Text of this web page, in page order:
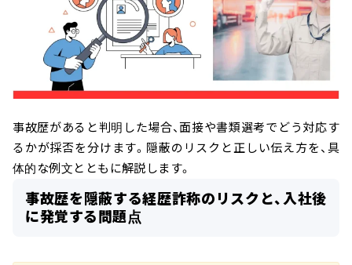
事故歴があると判明した場合、面接や書類選考でどう対応す
るかが採否を分けます。隠蔽のリスクと正しい伝え方を、具
体的な例文とともに解説します。
事故歴を隠蔽する経歴詐称のリスクと、入社後
に発覚する問題点